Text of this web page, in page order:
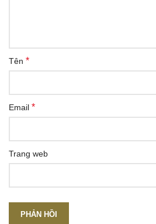
Tên *
Email *
Trang web